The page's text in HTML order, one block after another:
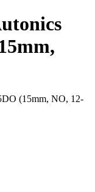
(15mm, NO, 12-